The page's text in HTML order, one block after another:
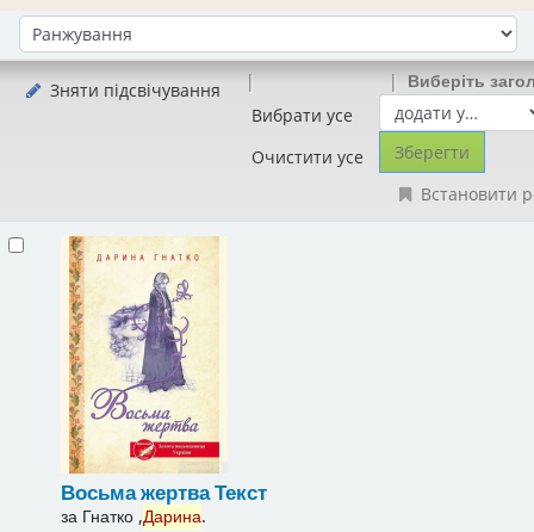
Сортувати за:
Зняти підсвічування
Вибрати усе
Очистити усе
Виберіть
Встановити
Восьма жертваТекст
за Гнатко ,Дарина.